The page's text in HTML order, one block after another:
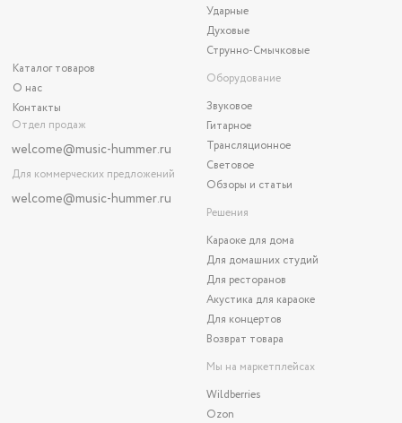
Каталог товаров
О нас
Контакты
Отдел продаж
welcome@music-hummer.ru
Для коммерческих предложений
welcome@music-hummer.ru
Ударные
Духовые
Струнно-Смычковые
Оборудование
Звуковое
Гитарное
Трансляционное
Световое
Обзоры и статьи
Решения
Караоке для дома
Для домашних студий
Для ресторанов
Акустика для караоке
Для концертов
Возврат товара
Мы на маркетплейсах
Wildberries
Ozon